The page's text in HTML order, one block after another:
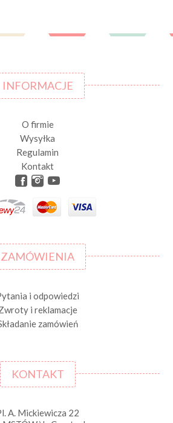
INFORMACJE
O firmie
Wysyłka
Regulamin
Kontakt
ZAMÓWIENIA
i odpowiedzi
i reklamacje
zamówień
KONTAKT
A. Mickiewicza 22